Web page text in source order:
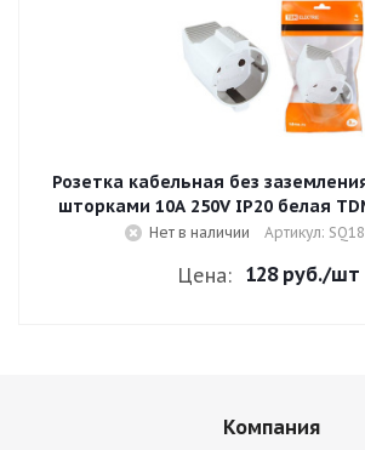
Розетка кабельная без
шторками 10A 250V IP20 белая
Нет в наличии Артикул:
Цена: 128 руб./шт
Компания